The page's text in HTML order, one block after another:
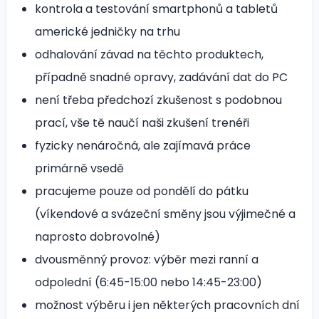
kontrola a testování smartphonů a tabletů
americké jedničky na trhu
odhalování závad na těchto produktech,
případně snadné opravy, zadávání dat do PC
není třeba předchozí zkušenost s podobnou
prací, vše tě naučí naši zkušení trenéři
fyzicky nenáročná, ale zajímavá práce
primárně vsedě
pracujeme pouze od pondělí do pátku
(víkendové a svázeční směny jsou výjimečné a
naprosto dobrovolné)
dvousměnný provoz: výběr mezi ranní a
odpolední (6:45-15:00 nebo 14:45-23:00)
možnost výběru i jen některých pracovních dní